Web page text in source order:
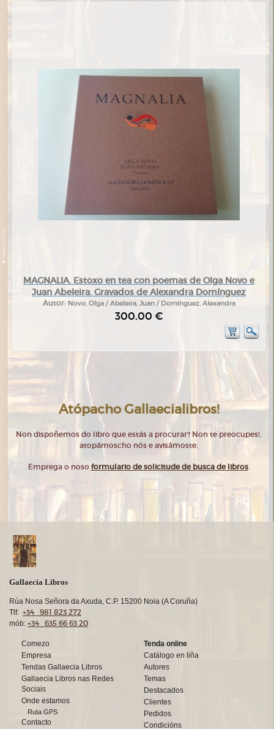
MAGNALIA. Estoxo en tea con poemas de Olga Novo e
Juan Abeleira. Gravados de Alexandra Domínguez
Autor: Novo, Olga / Abeleira, Juan / Domínguez, Alexandra
300,00 €
Atópacho Gallaecialibros!
Non dispoñemos do libro que estás a procurar? Non te preocupes!,
atopámoscho nós e avisámoste.
Emprega o noso formulario de solicitude de busca de libros.
Gallaecia Libros
Rúa Nosa Señora da Axuda, C.P. 15200 Noia (A Coruña)
Tlf: +34 981 823 272
mób: +34 635 66 63 20
Comezo
Empresa
Tendas Gallaecia Libros
Gallaecia Libros nas Redes
Sociais
Onde estamos
Ruta GPS
Contacto
Tenda online
Catálogo en liña
Autores
Temas
Destacados
Clientes
Pedidos
Condicións